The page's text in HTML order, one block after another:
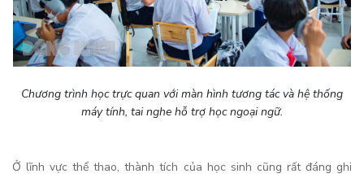
Chương trình học trực quan với màn hình tương tác và hệ thống
máy tính, tai nghe hỗ trợ học ngoại ngữ.
Ở lĩnh vực thể thao, thành tích của học sinh cũng rất đáng ghi